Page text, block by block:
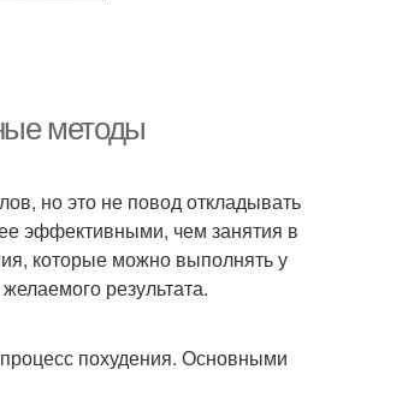
методы
но это не повод откладывать
эффективными, чем занятия в
которые можно выполнять у
результата.
похудения. Основными